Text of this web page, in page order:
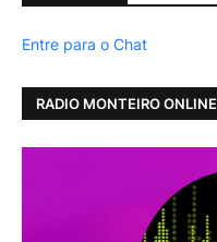
Entre para o Chat
RADIO MONTEIRO ONLINE